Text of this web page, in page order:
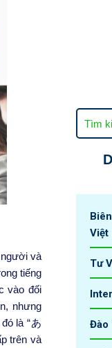
và
tiếng
vào đối
nhưng
là “あ
trên và
Việt
Tư
Đào